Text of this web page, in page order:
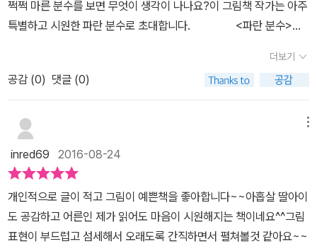
다. 바로 ‘고래가 하늘을 날 줄 안다’는 대목을 다른 사람들은 알 길이
를 물방울로 뿜어 주면서 신나게 놀이판을 벌입니다. 이러다가 아이
는 집으로 돌아가는데요, 온몸이 ‘빗물’ 아닌 ‘짠물’로 흠뻑 젖은데다
가 불가사리까지 한 마리 옷에 들러붙은 채 돌아온 아이를 아이 어머
니나 아버지가 어떻게 바라볼까요? 아이 어버이는 아이가 ‘고래하고
바다를 가르며 놀았다’는 말을 믿을 수 있을까요? 아이 어버이는 아
이가 고래를 타고 하늘을 날았다고 하는 말을 그저 ‘생각으로 지어낸
이야기’라고 여길까요? 그림책 끝자락을 보면 아이 방이 살짝 나와
요. 아이는 책상맡에 고래 그림을 멋지고 크게 그려서 붙였군요. 늘 고
래를 바라보면서 꿈을 꾸었네요. 방바닥에는 분수를 그린 종이가 있
어요. 티없는 마음으로 꿈을 짓고 바라기에 아이 나름대로 이룬 자그
쩍쩍 마른 분수를 보면 무엇이 생각이 나나요?이 그림책 작가는 아주
특별하고 시원한 파란 분수로 초대합니다. <파란 분수>는
뭄에 막혀버린 분수대 앞에 한 아이가 있어요.갑자기 아이 주변이 와
장창 무너지면서, 거대한 무언가가 등장합니다.이후부터 이 그림책에
서 글자들이 사라져요. 마치 흑백 영화 파노라마처럼 환상적인 그림
만 나올 뿐입니다. 그림책은 연필과 콩테 등으로 세밀하게 매만져진
무채색의 세상이 펼쳐집니다.그 어떤 컬러보다, 무한 상상을 자극합
니다.특히 흩뿌려진 점묘화를 보면, 마음이 마구 간질간질해져요. 그
러다 흑백의 세계에서 파랑이 선연하게 떠오릅니다.바로 고래와 바다
랍니다.아이는 푸른 바다를 닮은 고래 등 타고, 신나게 여행과 모험을
떠나요.고래 머리 위 분수가 하늘 높이 무지개처럼 뻗어갑니다. 아이
는 실컷 놀고, 행복한 표정으로 집으로 갑니다.신발을 벗고 거실로 걷
더보기
공감 (0) 댓글 (0)
inred69 2016-08-24
개인적으로 글이 적고 그림이 예쁜책을 좋아합니다~~아홉살 딸아이
도 공감하고 어른인 제가 읽어도 마음이 시원해지는 책이네요^^그림
표현이 부드럽고 섬세해서 오래도록 간직하면서 펼쳐볼것 같아요~~